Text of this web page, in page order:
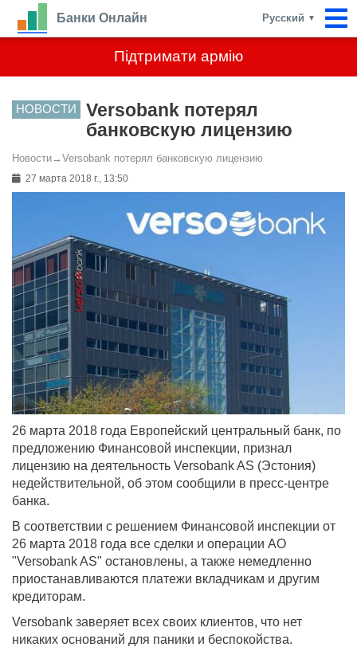
Підтримати армію
Банки Онлайн Русский ▼
НОВОСТИ
Versobank потерял
банковскую лицензию
Новости→ Versobank потерял банковскую лицензию
27 марта 2018 г., 13:50
26 марта 2018 года Европейский центральный банк, по
предложению Финансовой инспекции, признал
лицензию на деятельность Versobank AS (Эстония)
недействительной, об этом сообщили в пресс-центре
банка.
В соответствии с решением Финансовой инспекции от
26 марта 2018 года все сделки и операции АО
"Versobank AS" остановлены, а также немедленно
приостанавливаются платежи вкладчикам и другим
кредиторам.
Versobank заверяет всех своих клиентов, что нет
никаких оснований для паники и беспокойства.